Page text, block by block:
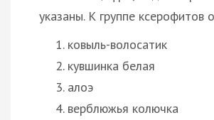
указаны. К группе ксерофитов
ковыль-волосатик
кувшинка белая
алоэ
верблюжья колючка